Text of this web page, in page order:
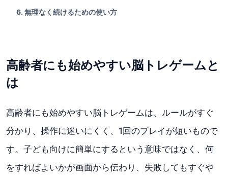
6. 無理なく続けるための使い方
高齢者にも始めやすい脳トレゲームと
は
高齢者にも始めやすい脳トレゲームは、ルールがすぐ
分かり、操作に迷いにくく、1回のプレイが短いもので
す。子ども向けに簡単にするという意味ではなく、何
をすればよいかが画面から伝わり、失敗してもすぐや